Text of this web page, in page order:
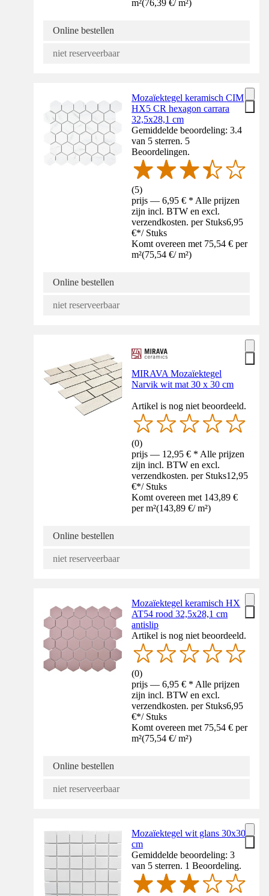
m²(76,39 €/ m²)
Online bestellen
niet reserveerbaar
Mozaïektegel keramisch CIM
HX5 CR hexagon carrara
32,5x28,1 cm
Gemiddelde beoordeling: 3.4
van 5 sterren. 5
Beoordelingen.
(5)
prijs — 6,95 € * Alle prijzen
zijn incl. BTW en excl.
verzendkosten. per Stuks6,95
€*/ Stuks
Komt overeen met 75,54 € per
m²(75,54 €/ m²)
Online bestellen
niet reserveerbaar
MIRAVA Mozaïektegel
Narvik wit mat 30 x 30 cm
Artikel is nog niet beoordeeld.
(0)
prijs — 12,95 € * Alle prijzen
zijn incl. BTW en excl.
verzendkosten. per Stuks12,95
€*/ Stuks
Komt overeen met 143,89 €
per m²(143,89 €/ m²)
Online bestellen
niet reserveerbaar
Mozaïektegel keramisch HX
AT54 rood 32,5x28,1 cm
antislip
Artikel is nog niet beoordeeld.
(0)
prijs — 6,95 € * Alle prijzen
zijn incl. BTW en excl.
verzendkosten. per Stuks6,95
€*/ Stuks
Komt overeen met 75,54 € per
m²(75,54 €/ m²)
Online bestellen
niet reserveerbaar
Mozaïektegel wit glans 30x30
cm
Gemiddelde beoordeling: 3
van 5 sterren. 1 Beoordeling.